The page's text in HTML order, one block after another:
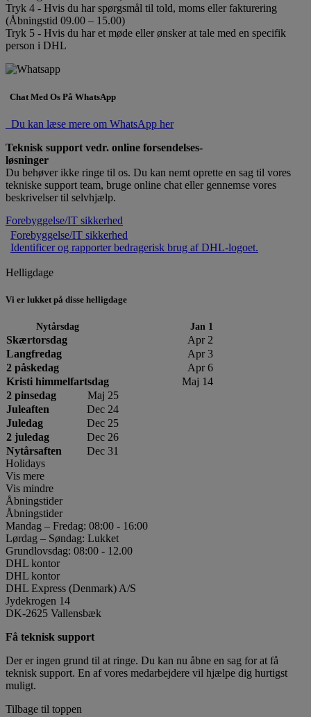
Tryk 4 - Hvis du har spørgsmål til told, moms eller fakturering
(Åbningstid 09.00 – 15.00)
Tryk 5 - Hvis du har et møde eller ønsker at tale med en specifik
person i DHL
Chat Med Os På WhatsApp
Du kan læse mere om WhatsApp her
Teknisk support vedr. online forsendelses-
løsninger
Du behøver ikke ringe til os. Du kan nemt oprette en sag til vores
tekniske support team, bruge online chat eller gennemse vores
beskrivelser til selvhjælp.
Forebyggelse/IT sikkerhed
Forebyggelse/IT sikkerhed
Identificer og rapporter bedragerisk brug af DHL-logoet.
Helligdage
Vi er lukket på disse helligdage
Nytårsdag Jan 1
Skærtorsdag
Apr 2
Langfredag
Apr 3
2 påskedag
Apr 6
Kristi himmelfartsdag
Maj 14
2 pinsedag
Maj 25
Juleaften
Dec 24
Juledag
Dec 25
2 juledag
Dec 26
Nytårsaften
Dec 31
Holidays
Vis mere
Vis mindre
Åbningstider
Åbningstider
Mandag – Fredag: 08:00 - 16:00
Lørdag – Søndag: Lukket
Grundlovsdag: 08:00 - 12.00
DHL kontor
DHL kontor
DHL Express (Denmark) A/S
Jydekrogen 14
DK-2625 Vallensbæk
Få teknisk support
Der er ingen grund til at ringe. Du kan nu åbne en sag for at få
teknisk support. En af vores medarbejdere vil hjælpe dig hurtigst
muligt.
Tilbage til toppen